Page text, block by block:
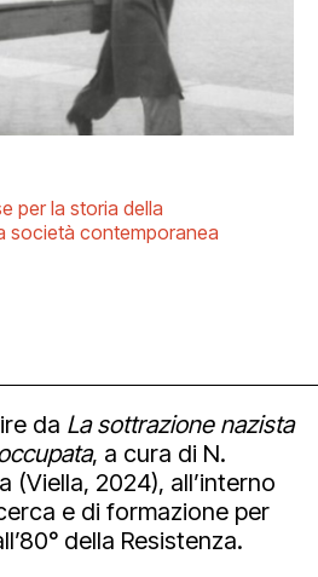
per la storia della
società contemporanea
da La sottrazione nazista
, a cura di N.
(Viella, 2024), all’interno
e di formazione per
della Resistenza.